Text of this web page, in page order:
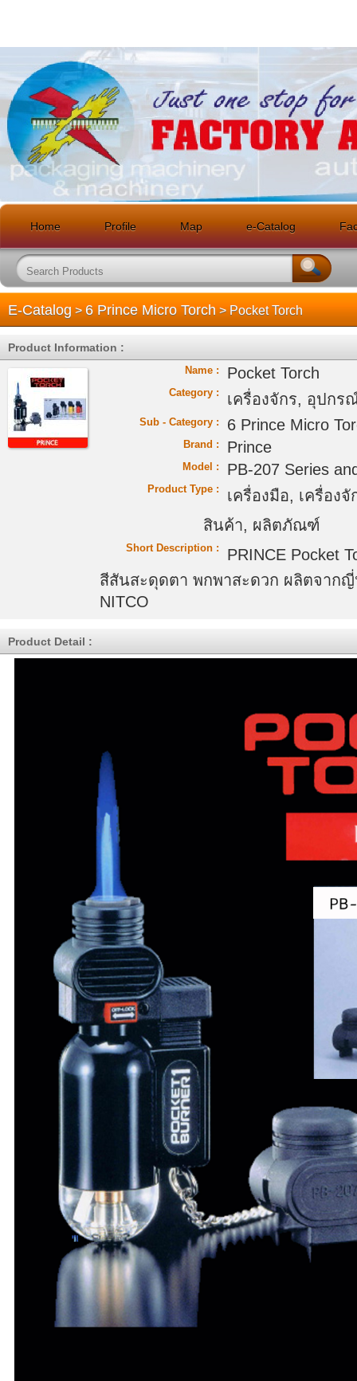
Home Profile Map e-Catalog
E-Catalog>6 Prince Micro Torch> Pocket Torch
Product Information :
Name : Pocket Torch
Category : เครื่องจักร, อุปกร
Sub - Category : 6 Prince Micro
Brand : Prince
Model : PB-207 Series
Product Type :
เครื่องมือ, เครื่อง
สินค้า, ผลิตภัณฑ์
Short Description :
PRINCE Pocket
สีสันสะดุดตา พกพาสะดวก ผลิตจา
NITCO
Product Detail :